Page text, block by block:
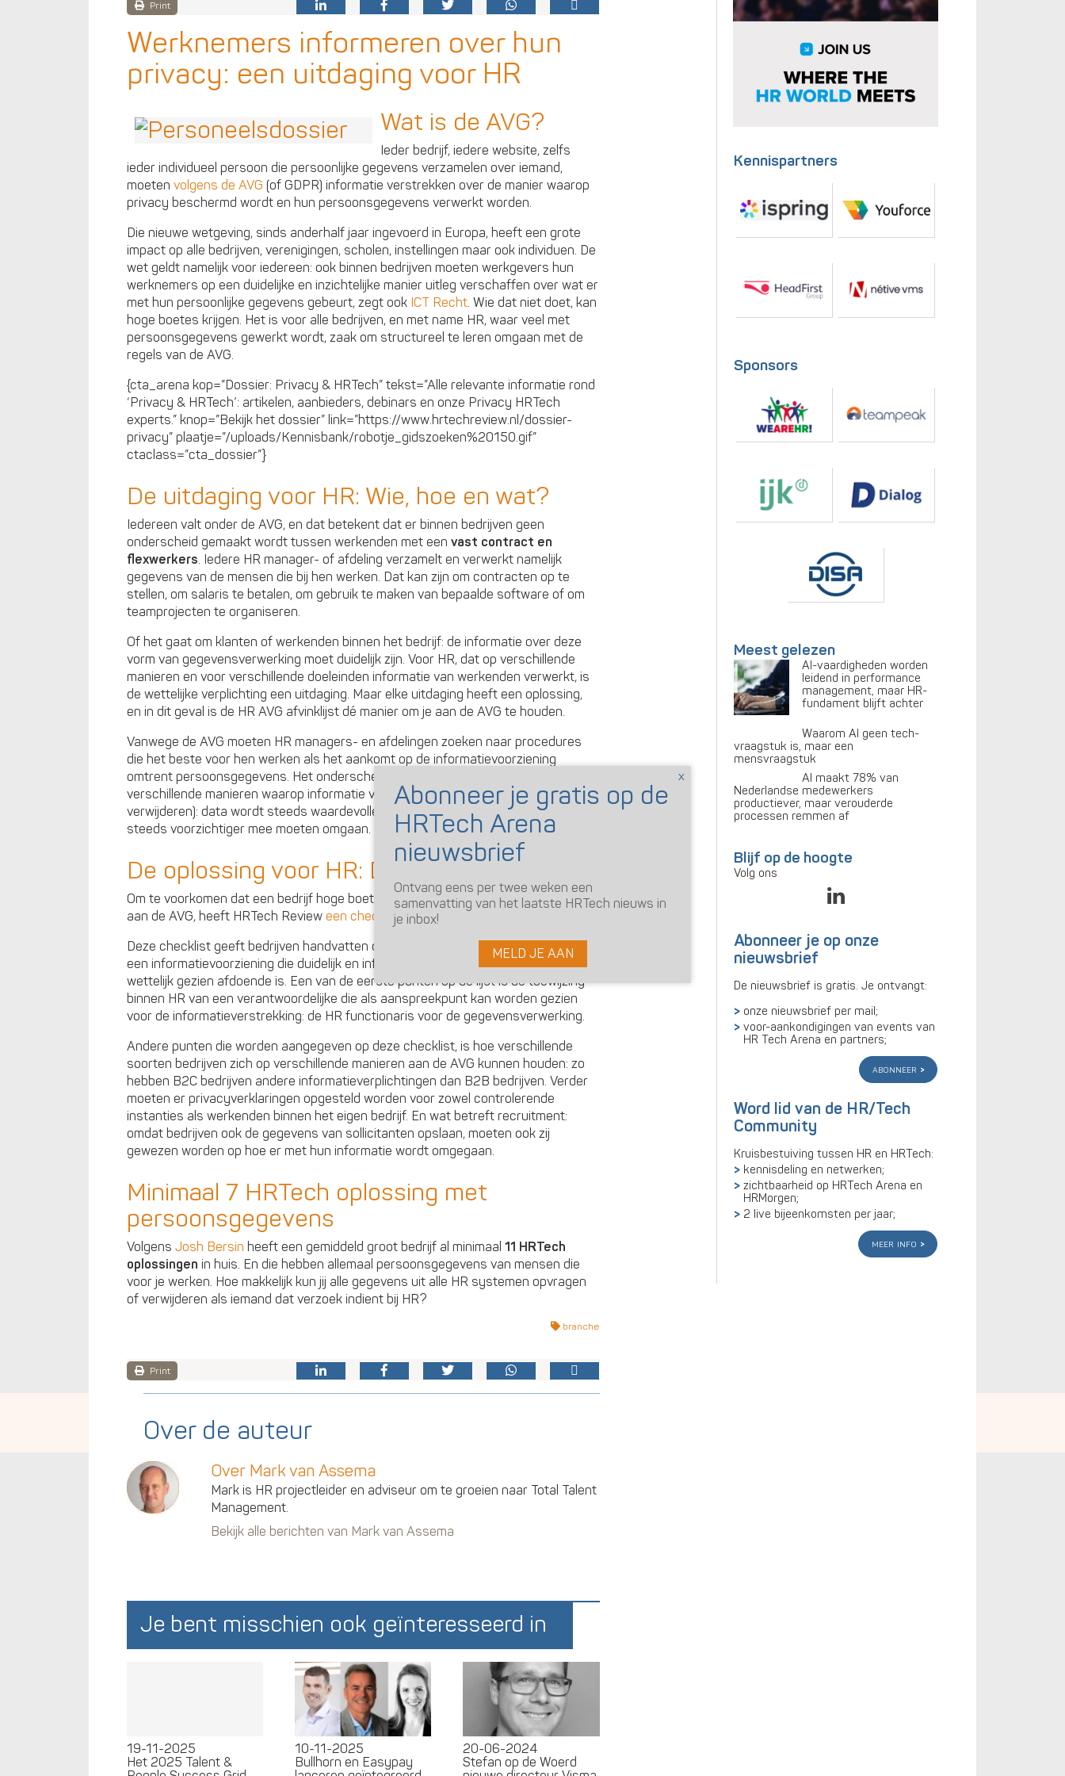
Print
Werknemers informeren over hun
privacy: een uitdaging voor HR
Wat is de AVG?
Ieder bedrijf, iedere website, zelfs
ieder individueel persoon die persoonlijke gegevens verzamelen over iemand,
moeten volgens de AVG (of GDPR) informatie verstrekken over de manier waarop
privacy beschermd wordt en hun persoonsgegevens verwerkt worden.
Die nieuwe wetgeving, sinds anderhalf jaar ingevoerd in Europa, heeft een grote
impact op alle bedrijven, verenigingen, scholen, instellingen maar ook individuen. De
wet geldt namelijk voor iedereen: ook binnen bedrijven moeten werkgevers hun
werknemers op een duidelijke en inzichtelijke manier uitleg verschaffen over wat er
met hun persoonlijke gegevens gebeurt, zegt ook ICT Recht. Wie dat niet doet, kan
hoge boetes krijgen. Het is voor alle bedrijven, en met name HR, waar veel met
persoonsgegevens gewerkt wordt, zaak om structureel te leren omgaan met de
regels van de AVG.
{cta_arena kop=”Dossier: Privacy & HRTech” tekst=”Alle relevante informatie rond
‘Privacy & HRTech’: artikelen, aanbieders, debinars en onze Privacy HRTech
experts.” knop=”Bekijk het dossier” link=”https://www.hrtechreview.nl/dossier-
privacy” plaatje=”/uploads/Kennisbank/robotje_gidszoeken%20150.gif”
ctaclass=”cta_dossier”}
De uitdaging voor HR: Wie, hoe en wat?
Iedereen valt onder de AVG, en dat betekent dat er binnen bedrijven geen
onderscheid gemaakt wordt tussen werkenden met een vast contract en
flexwerkers. Iedere HR manager- of afdeling verzamelt en verwerkt namelijk
gegevens van de mensen die bij hen werken. Dat kan zijn om contracten op te
stellen, om salaris te betalen, om gebruik te maken van bepaalde software of om
teamprojecten te organiseren.
Of het gaat om klanten of werkenden binnen het bedrijf: de informatie over deze
vorm van gegevensverwerking moet duidelijk zijn. Voor HR, dat op verschillende
manieren en voor verschillende doeleinden informatie van werkenden verwerkt, is
de wettelijke verplichting een uitdaging. Maar elke uitdaging heeft een oplossing,
en in dit geval is de HR AVG afvinklijst dé manier om je aan de AVG te houden.
Vanwege de AVG moeten HR managers- en afdelingen zoeken naar procedures
die het beste voor hen werken als het aankomt op de informatievoorziening
omtrent persoonsgegevens. Het onderscheid tussen type informatie, de
verschillende manieren waarop informatie verwerkt wordt (van overzetten tot
verwijderen): data wordt steeds waardevoller, en dat betekent dat we er ook
steeds voorzichtiger mee moeten omgaan.
De oplossing voor HR: De HR AVG afvinklijst
Om te voorkomen dat een bedrijf hoge boetes moet betalen voor het niet voldoen
aan de AVG, heeft HRTech Review een checklist of afvinklijst voor HR
Deze checklist geeft bedrijven handvatten om stap voor stap toe te werken naar
een informatievoorziening die duidelijk en informatief voor de werkende is en zo
wettelijk gezien afdoende is. Een van de eerste punten op de lijst is de toewijzing
binnen HR van een verantwoordelijke die als aanspreekpunt kan worden gezien
voor de informatieverstrekking: de HR functionaris voor de gegevensverwerking.
Andere punten die worden aangegeven op deze checklist, is hoe verschillende
soorten bedrijven zich op verschillende manieren aan de AVG kunnen houden: zo
hebben B2C bedrijven andere informatieverplichtingen dan B2B bedrijven. Verder
moeten er privacyverklaringen opgesteld worden voor zowel controlerende
instanties als werkenden binnen het eigen bedrijf. En wat betreft recruitment:
omdat bedrijven ook de gegevens van sollicitanten opslaan, moeten ook zij
gewezen worden op hoe er met hun informatie wordt omgegaan.
Minimaal 7 HRTech oplossing met
persoonsgegevens
Volgens Josh Bersin heeft een gemiddeld groot bedrijf al minimaal 11 HRTech
oplossingen in huis. En die hebben allemaal persoonsgegevens van mensen die
voor je werken. Hoe makkelijk kun jij alle gegevens uit alle HR systemen opvragen
of verwijderen als iemand dat verzoek indient bij HR?
branche
Print
Over de auteur
Over Mark van Assema
Mark is HR projectleider en adviseur om te groeien naar Total Talent
Management.
Bekijk alle berichten van Mark van Assema
Je bent misschien ook geïnteresseerd in
19-11-2025
Het 2025 Talent &
10-11-2025
Bullhorn en Easypay
20-06-2024
Stefan op de Woerd
Kennispartners
Sponsors
Meest gelezen
AI-vaardigheden worden
leidend in performance
management, maar HR-
fundament blijft achter
Waarom AI geen tech-
vraagstuk is, maar een
mensvraagstuk
AI maakt 78% van
Nederlandse medewerkers
productiever, maar verouderde
processen remmen af
Blijf op de hoogte
Volg ons
Abonneer je op onze
nieuwsbrief
De nieuwsbrief is gratis. Je ontvangt:
onze nieuwsbrief per mail;
voor-aankondigingen van events van
HR Tech Arena en partners;
abonneer
Word lid van de HR/Tech
Community
Kruisbestuiving tussen HR en HRTech:
kennisdeling en netwerken;
zichtbaarheid op HRTech Arena en
HRMorgen;
2 live bijeenkomsten per jaar;
meer info
Ontvang eens per twee weken een
samenvatting van het laatste HRTech nieuws in
je inbox!
MELD JE AAN